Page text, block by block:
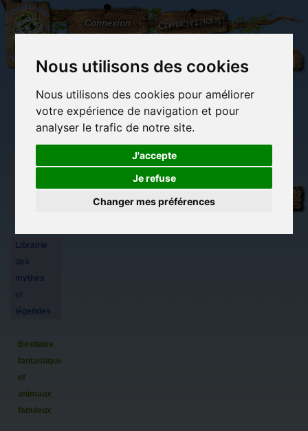
Nous utilisons des cookies
Nous utilisons des cookies pour améliorer
votre expérience de navigation et pour
analyser le trafic de notre site.
J'accepte
Je refuse
Changer mes préférences
L'Arbre
aux
100.000
Connexion Contactez-nous
(vide)
Librairie des
Carterie
originale
Activités
détente et jeux
Objets déco et
Librairie
des
mythes
et
légendes
Bestiaire
fantastique
et
animaux
fabuleux